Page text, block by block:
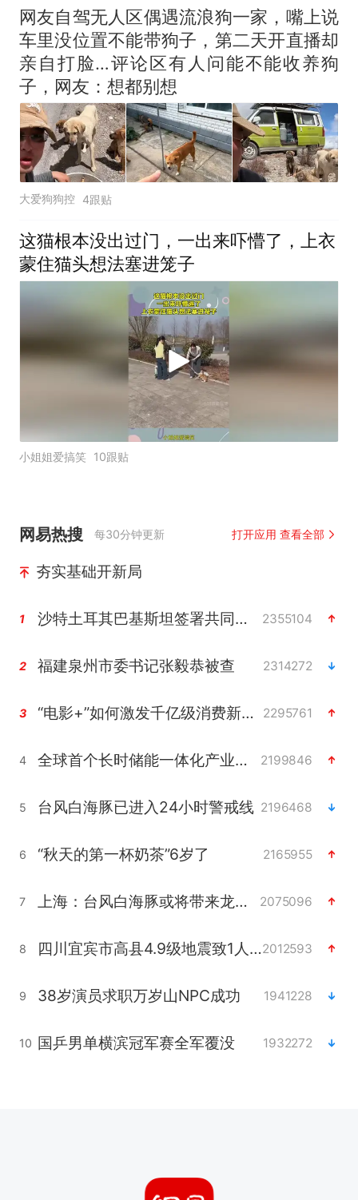
网友自驾无人区偶遇流浪狗一家，嘴上说
车里没位置不能带狗子，第二天开直播却
亲自打脸…评论区有人问能不能收养狗
子，网友：想都别想
大爱狗狗控 4跟贴
这猫根本没出过门，一出来吓懵了，上衣
蒙住猫头想法塞进笼子
小姐姐爱搞笑 10跟贴
网易热搜 每30分钟更新 打开应用 查看全部
夯实基础开新局
1 沙特土耳其巴基斯坦签署共同防务协议 2355104
2 福建泉州市委书记张毅恭被查 2314272
3 “电影+”如何激发千亿级消费新活力？ 2295761
4 全球首个长时储能一体化产业园量产 2199846
5 台风白海豚已进入24小时警戒线 2196468
6 “秋天的第一杯奶茶”6岁了 2165955
7 上海：台风白海豚或将带来龙卷风 2075096
8 四川宜宾市高县4.9级地震致1人死亡2012593
9 38岁演员求职万岁山NPC成功 1941228
10 国乒男单横滨冠军赛全军覆没 1932272